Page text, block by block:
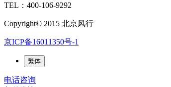
TEL：400-106-9292
Copyright© 2015 北京风行
京ICP备16011350号-1
繁体
电话咨询